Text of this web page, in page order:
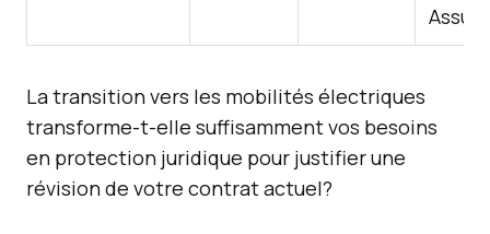
La transition vers les mobilités électriques
transforme-t-elle suffisamment vos besoins
en protection juridique pour justifier une
révision de votre contrat actuel?